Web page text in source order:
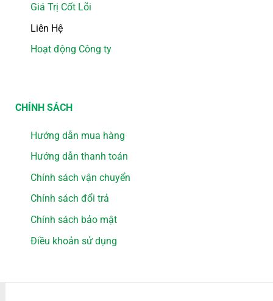
Giá Trị Cốt Lõi
Liên Hệ
Hoạt động Công ty
CHÍNH SÁCH
Hướng dẫn mua hàng
Hướng dẫn thanh toán
Chính sách vận chuyển
Chính sách đổi trả
Chính sách bảo mật
Điều khoản sử dụng